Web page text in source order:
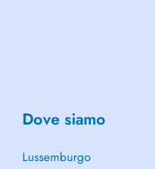
Dove siamo
Lussemburgo